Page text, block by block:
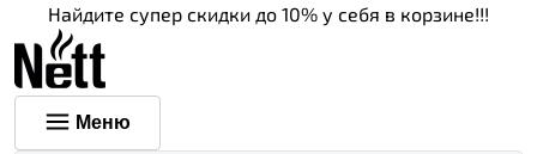
Найдите супер скидки до 10% у себя в корзине!!!
Меню